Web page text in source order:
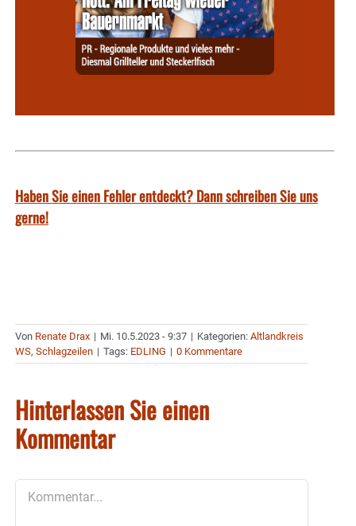
Haben Sie einen Fehler entdeckt? Dann schreiben Sie uns
gerne!
Von Renate Drax | Mi. 10.5.2023 - 9:37 | Kategorien: Altlandkreis
WS, Schlagzeilen | Tags: EDLING | 0 Kommentare
Hinterlassen Sie einen
Kommentar